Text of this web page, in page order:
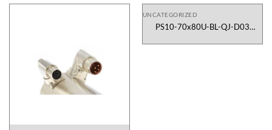
UNCATEGORIZED
PS10-70x80U-BL-QJ-D03